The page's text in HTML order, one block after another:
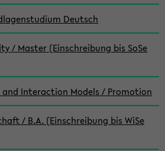
Deutsch
/ Master (Einschreibung bis SoSe
and Interaction Models / Promotion
/ B.A. (Einschreibung bis WiSe